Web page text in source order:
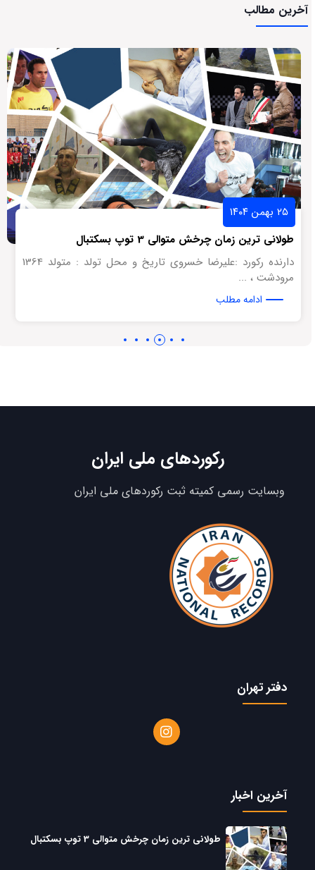
آخرین مطالب
۲۵ بهمن ۱۴۰۴
طولانی ترین زمان چرخش متوالی 3 توپ بسکتبال
دارنده رکورد :علیرضا خسروی تاریخ و محل تولد : متولد 1364
مرودشت ، ...
ادامه مطلب
رکوردهای ملی ایران
وبسایت رسمی کمیته ثبت رکوردهای ملی ایران
دفتر تهران
آخرین اخبار
طولانی ترین زمان چرخش متوالی 3 توپ بسکتبال